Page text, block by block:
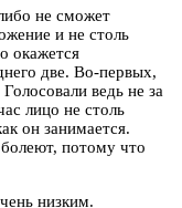
не сможет
и не столь
окажется
две. Во-первых,
ведь не за
лицо не столь
он занимается.
потому что
низким.